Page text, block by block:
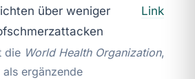
über weniger
Link
die World Health Organization,
ergänzende